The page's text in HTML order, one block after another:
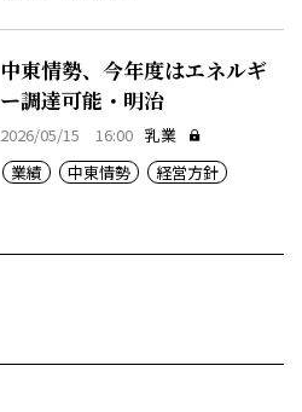
中東情勢、今年度はエネルギ
ー調達可能・明治
2026/05/15 16:00 乳業
業績
中東情勢 経営方針